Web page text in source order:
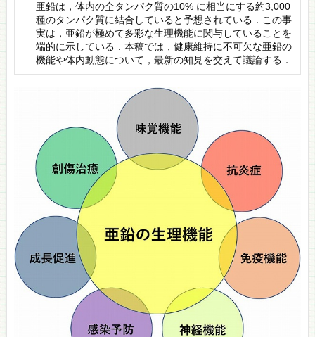
亜鉛は，体内の全タンパク質の10% に相当にする約3,000
種のタンパク質に結合していると予想されている．この事
実は，亜鉛が極めて多彩な生理機能に関与していることを
端的に示している．本稿では，健康維持に不可欠な亜鉛の
機能や体内動態について，最新の知見を交えて議論する．